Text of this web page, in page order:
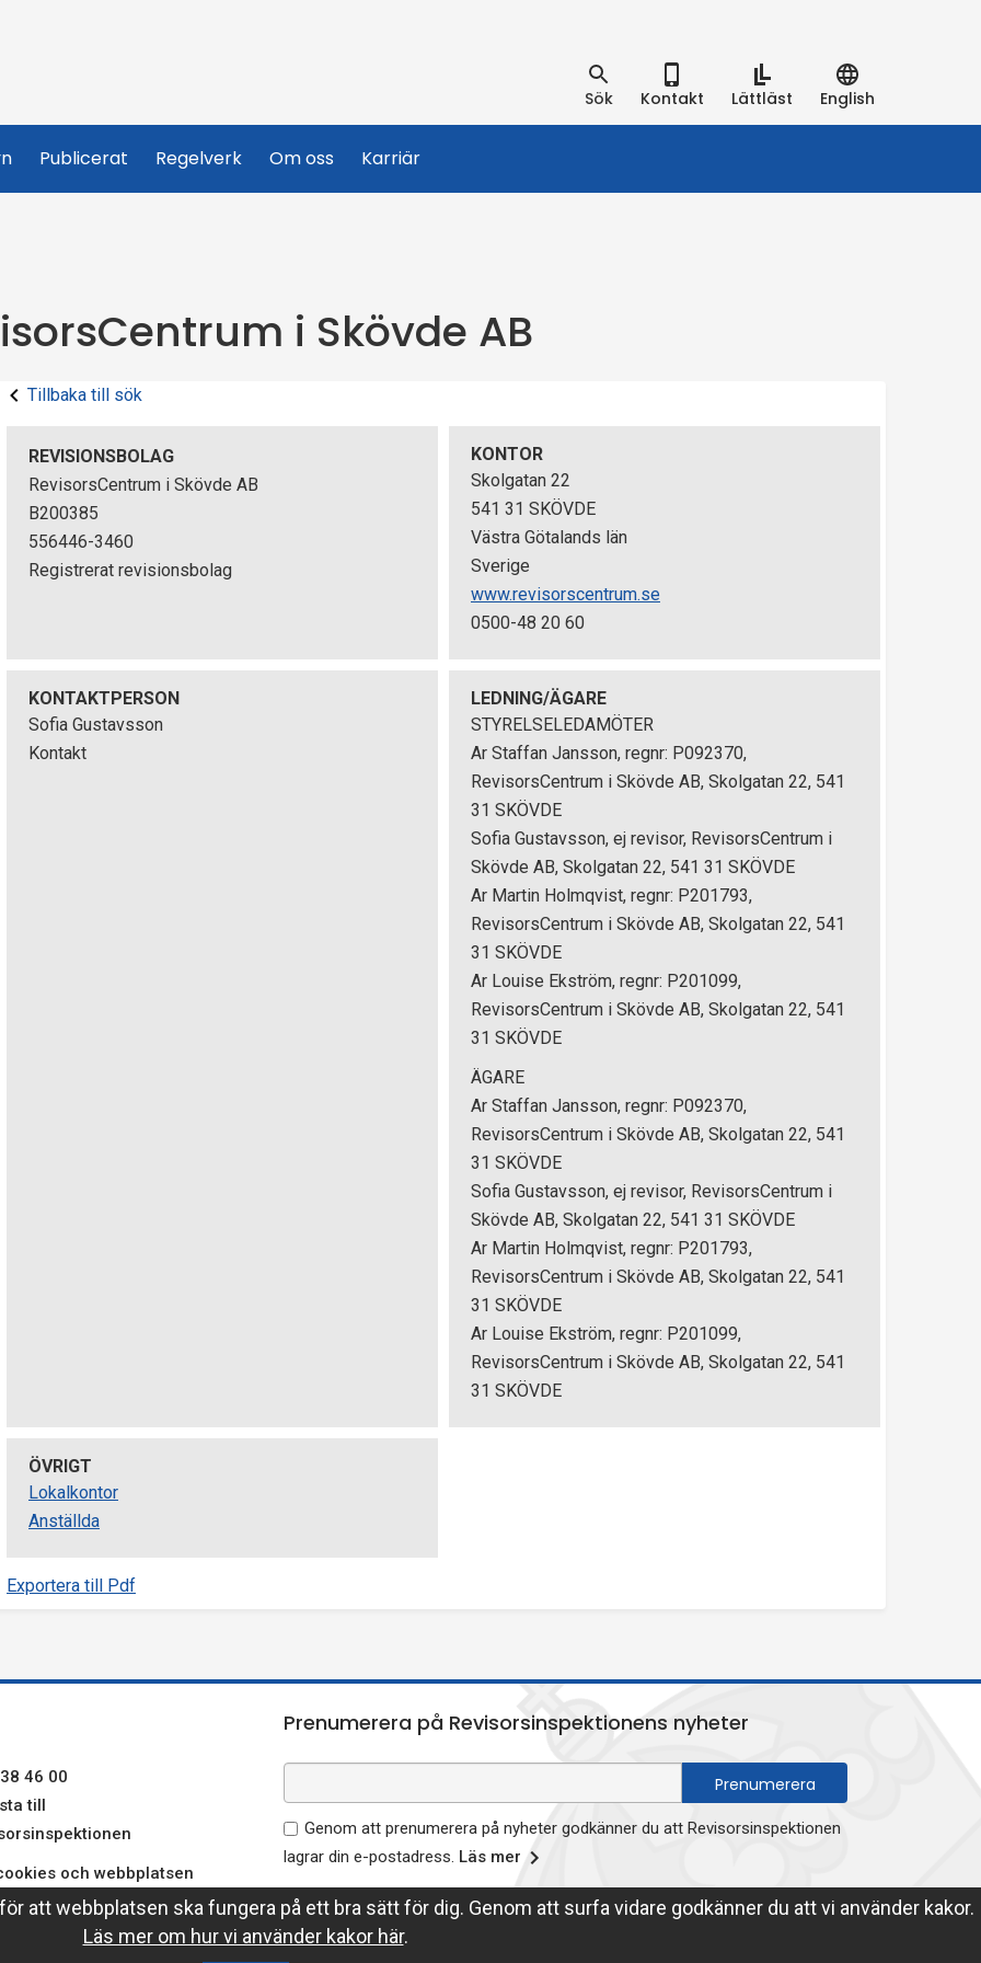
Sök Kontakt Lättläst English
Publicerat Regelverk Om oss Karriär
i Skövde AB
Tillbaka till sök
REVISIONSBOLAG
RevisorsCentrum i Skövde AB
B200385
556446-3460
Registrerat revisionsbolag
KONTOR
Skolgatan 22
541 31 SKÖVDE
Västra Götalands län
Sverige
www.revisorscentrum.se
0500-48 20 60
KONTAKTPERSON
Sofia Gustavsson
Kontakt
LEDNING/ÄGARE
STYRELSELEDAMÖTER
Ar Staffan Jansson, regnr: P092370,
RevisorsCentrum i Skövde AB, Skolgatan 22, 541
31 SKÖVDE
Sofia Gustavsson, ej revisor, RevisorsCentrum i
Skövde AB, Skolgatan 22, 541 31 SKÖVDE
Ar Martin Holmqvist, regnr: P201793,
RevisorsCentrum i Skövde AB, Skolgatan 22, 541
31 SKÖVDE
Ar Louise Ekström, regnr: P201099,
RevisorsCentrum i Skövde AB, Skolgatan 22, 541
31 SKÖVDE
ÄGARE
Ar Staffan Jansson, regnr: P092370,
RevisorsCentrum i Skövde AB, Skolgatan 22, 541
31 SKÖVDE
Sofia Gustavsson, ej revisor, RevisorsCentrum i
Skövde AB, Skolgatan 22, 541 31 SKÖVDE
Ar Martin Holmqvist, regnr: P201793,
RevisorsCentrum i Skövde AB, Skolgatan 22, 541
31 SKÖVDE
Ar Louise Ekström, regnr: P201099,
RevisorsCentrum i Skövde AB, Skolgatan 22, 541
31 SKÖVDE
ÖVRIGT
Lokalkontor
Anställda
Exportera till Pdf
att webbplatsen ska fungera på ett bra sätt för dig. Genom att surfa vidare godkänner du att vi använder kakor.
Läs mer om hur vi använder kakor här.
46 00
till
och webbplatsen
på
Prenumerera på Revisorsinspektionens nyheter
Genom att prenumerera på nyheter godkänner du att Revisorsinspektionen
lagrar din e-postadress. Läs mer